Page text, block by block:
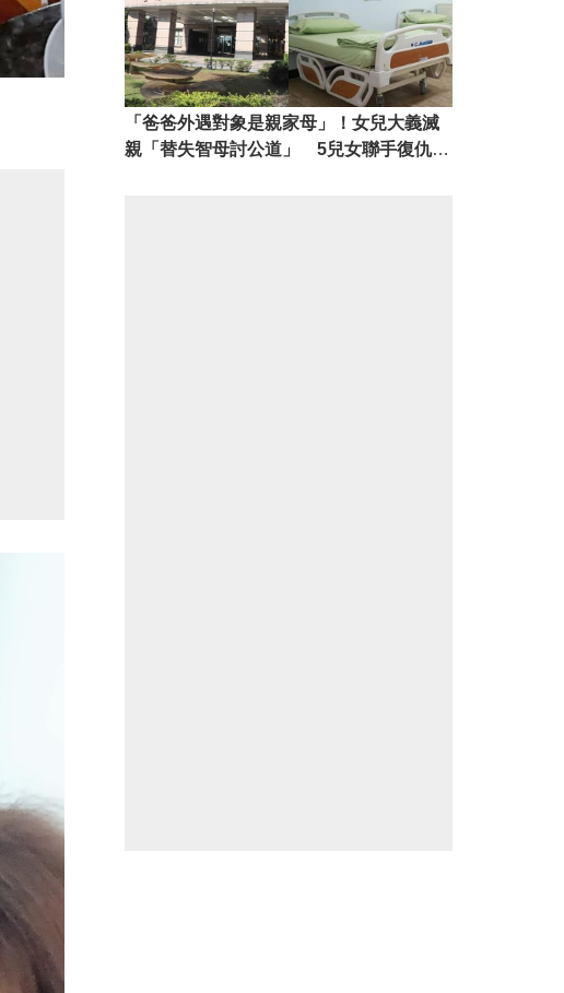
「爸爸外遇對象是親家母」！女兒大義滅
親「替失智母討公道」 5兒女聯手復仇